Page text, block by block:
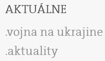
AKTUÁLNE
vojna na ukrajine
aktuality